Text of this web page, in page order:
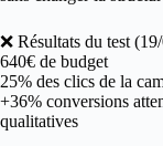
❌ Résultats du test
640€ de budget
25% des clics de la
+36% conversions
qualitatives